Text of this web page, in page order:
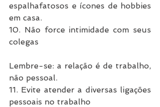
espalhafatosos e ícones de hobbies
em casa.
10. Não force intimidade com seus
colegas
Lembre-se: a relação é de trabalho,
não pessoal.
11. Evite atender a diversas ligações
pessoais no trabalho